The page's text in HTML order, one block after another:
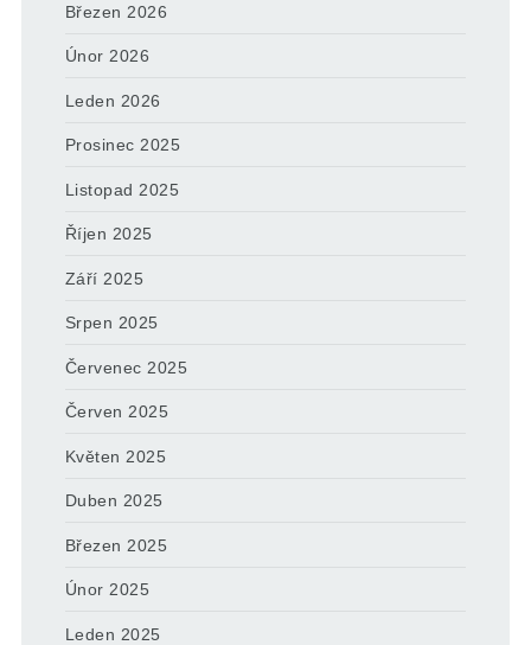
Březen 2026
Únor 2026
Leden 2026
Prosinec 2025
Listopad 2025
Říjen 2025
Září 2025
Srpen 2025
Červenec 2025
Červen 2025
Květen 2025
Duben 2025
Březen 2025
Únor 2025
Leden 2025